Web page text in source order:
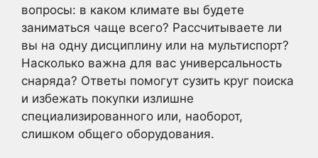
вопросы: в каком климате вы будете
заниматься чаще всего? Рассчитываете ли
вы на одну дисциплину или на мультиспорт?
Насколько важна для вас универсальность
снаряда? Ответы помогут сузить круг поиска
и избежать покупки излишне
специализированного или, наоборот,
слишком общего оборудования.